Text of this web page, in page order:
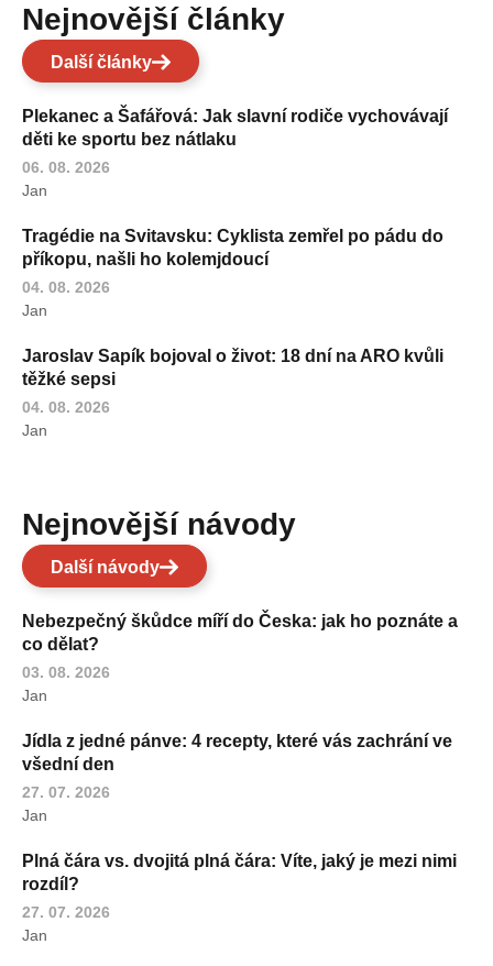
Nejnovější články
Další články
Plekanec a Šafářová: Jak slavní rodiče vychovávají
děti ke sportu bez nátlaku
06. 08. 2026
Jan
Tragédie na Svitavsku: Cyklista zemřel po pádu do
příkopu, našli ho kolemjdoucí
04. 08. 2026
Jan
Jaroslav Sapík bojoval o život: 18 dní na ARO kvůli
těžké sepsi
04. 08. 2026
Jan
Nejnovější návody
Další návody
Nebezpečný škůdce míří do Česka: jak ho poznáte a
co dělat?
03. 08. 2026
Jan
Jídla z jedné pánve: 4 recepty, které vás zachrání ve
všední den
27. 07. 2026
Jan
Plná čára vs. dvojitá plná čára: Víte, jaký je mezi nimi
rozdíl?
27. 07. 2026
Jan